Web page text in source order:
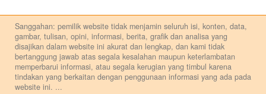
Sanggahan: pemilik website tidak menjamin seluruh isi, konten, data,
gambar, tulisan, opini, informasi, berita, grafik dan analisa yang
disajikan dalam website ini akurat dan lengkap, dan kami tidak
bertanggung jawab atas segala kesalahan maupun keterlambatan
memperbarui informasi, atau segala kerugian yang timbul karena
tindakan yang berkaitan dengan penggunaan informasi yang ada pada
website ini. ...